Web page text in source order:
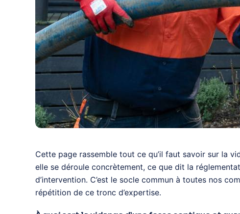
Cette page rassemble tout ce qu’il faut savoir sur la
elle se déroule concrètement, ce que dit la
d’intervention. C’est le socle commun à toutes nos
répétition de ce tronc d’expertise.